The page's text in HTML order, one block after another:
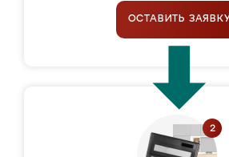
ОСТАВИТЬ ЗАЯВКУ